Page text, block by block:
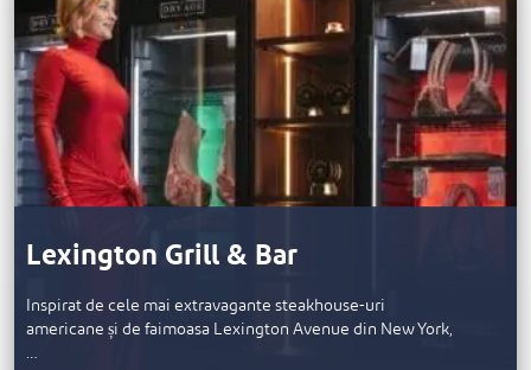
Lexington Grill & Bar
Inspirat de cele mai extravagante steakhouse-uri
americane și de faimoasa Lexington Avenue din New York,
…